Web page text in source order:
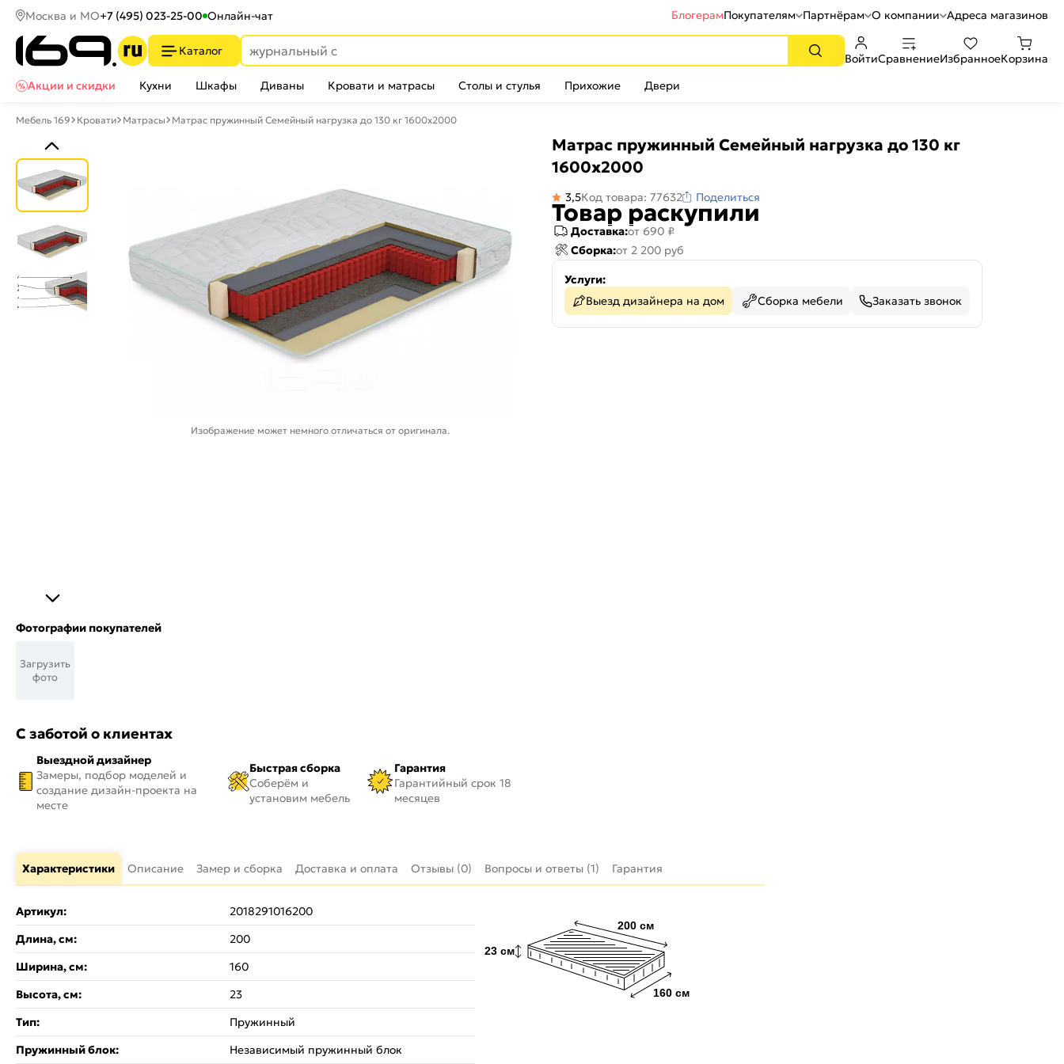
Москва и МО+7 (495) 023-25-00 Онлайн-чат БлогерамПокупателям Партнёрам О компании Адреса магазинов
Каталог
ВойтиСравнениеИзбранноеКорзина
Акции и скидки
Кухни Шкафы Диваны Кровати и матрасы Столы и стулья Прихожие Двери
Мебель 169 Кровати Матрасы Матрас пружинный Семейный нагрузка до 130 кг 1600x2000
Изображение может немного отличаться от оригинала.
Фотографии покупателей
Загрузить
фото
С заботой о клиентах
Выездной дизайнер
Замеры, подбор моделей и
создание дизайн-проекта на
месте
Быстрая сборка
Соберём и
установим мебель
Гарантия
Гарантийный срок 18
месяцев
Матрас пружинный Семейный нагрузка до 130 кг
1600x2000
3,5Код товара: 77632 Поделиться
Товар раскупили
Доставка:от 690 ₽
Сборка:от 2 200 руб
Услуги:
Выезд дизайнера на дом
Сборка мебели Заказать звонок
Характеристики Описание Замер и сборка Доставка и оплата Отзывы (0) Вопросы и ответы (1) Гарантия
Артикул:
2018291016200
Длина, см:
200
Ширина, см:
160
Высота, см:
23
Тип:
Пружинный
Пружинный блок:
Независимый пружинный блок